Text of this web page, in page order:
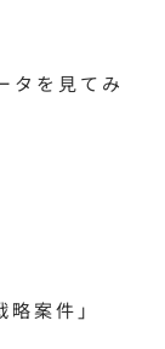
タを見てみ
案件」